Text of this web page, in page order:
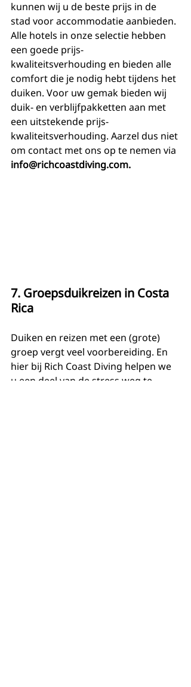
kunnen wij u de beste prijs in de
stad voor accommodatie aanbieden.
Alle hotels in onze selectie hebben
een goede prijs-
kwaliteitsverhouding en bieden alle
comfort die je nodig hebt tijdens het
duiken. Voor uw gemak bieden wij
duik- en verblijfpakketten aan met
een uitstekende prijs-
kwaliteitsverhouding. Aarzel dus niet
om contact met ons op te nemen via
info@richcoastdiving.com.
7. Groepsduikreizen in Costa
Rica
Duiken en reizen met een (grote)
groep vergt veel voorbereiding. En
hier bij Rich Coast Diving helpen we
u een deel van de stress weg te